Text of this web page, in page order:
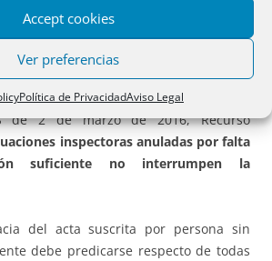
Accept cookies
Ver preferencias
Política de PrivacidadAviso Legal
y en el artº 156 regula las
por compensación de créditos.”
de 2 de marzo de 2016, Recurso
inspectoras anuladas por falta
suficiente no interrumpen la
del acta suscrita por persona sin
debe predicarse respecto de todas